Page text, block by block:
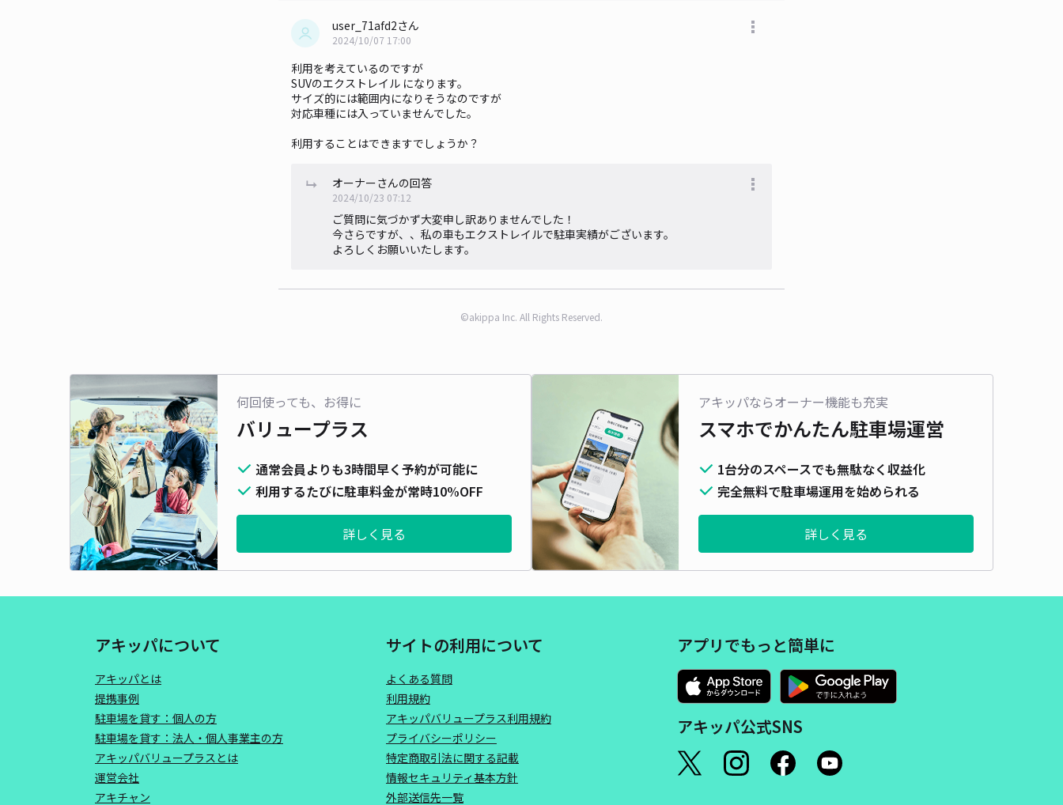
user_71afd2さん
2024/10/07 17:00
利用を考えているのですが
SUVのエクストレイル になります。
サイズ的には範囲内になりそうなのですが
対応車種には入っていませんでした。
利用することはできますでしょうか？
オーナーさんの回答
2024/10/23 07:12
ご質問に気づかず大変申し訳ありませんでした！
今さらですが、、私の車もエクストレイルで駐車実績がございます。
よろしくお願いいたします。
©akippa Inc. All Rights Reserved.
何回使っても、お得に
バリュープラス
通常会員よりも3時間早く予約が可能に
利用するたびに駐車料金が常時10%OFF
詳しく見る
アキッパならオーナー機能も充実
スマホでかんたん駐車場運営
1台分のスペースでも無駄なく収益化
完全無料で駐車場運用を始められる
詳しく見る
アキッパについて
アキッパとは
提携事例
駐車場を貸す：個人の方
駐車場を貸す：法人・個人事業主の方
アキッパバリュープラスとは
運営会社
アキチャン
サイトの利用について
よくある質問
利用規約
アキッパバリュープラス利用規約
プライバシーポリシー
特定商取引法に関する記載
情報セキュリティ基本方針
外部送信先一覧
アプリでもっと簡単に
アキッパ公式SNS